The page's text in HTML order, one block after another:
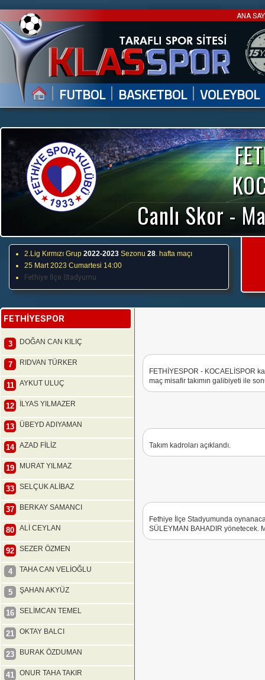
ANA
| FUTBOL | BASKETBOL | VOLEYBOL
Canlı Skor -
2.Lig Kırmızı Grup 2022-2023 Sezonu 28. hafta maçı
25 Mart 2023 Cumartesi 14:00
Fethiye İlçe Stadyumu
FETHİYESPOR
3 DOĞAN CAN KILIÇ
7 RIDVAN TÜRKER
11 AYKUT ULUÇ
12 İLYAS YILMAZER
13 ÜBEYD ADIYAMAN
14 AZAD FİLİZ
19 MURAT YILMAZ
33 SELÇUK ALİBAZ
37 BERKAY SAMANCI
80 ALİ CEYLAN
92 SEZER ÖZMEN
4 TAHA CAN VELİOĞLU
5 ŞAHAN AKYÜZ
16 SELİMCAN TEMEL
21 OKTAY BALCI
23 BURAK ÖZDUMAN
41 ONUR TAHA TAKIR
FETHİYESPOR - KOCAELİSPOR
maç misafir takımın galibiyeti ile
Takım kadroları açıklandı.
Fethiye İlçe Stadyumunda
SÜLEYMAN BAHADIR yönetecek.